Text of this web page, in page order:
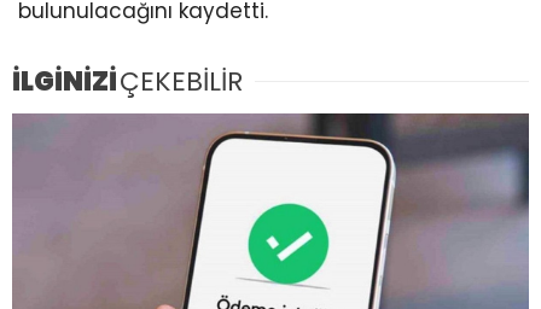
bulunulacağını kaydetti.
İLGİNİZİÇEKEBİLİR